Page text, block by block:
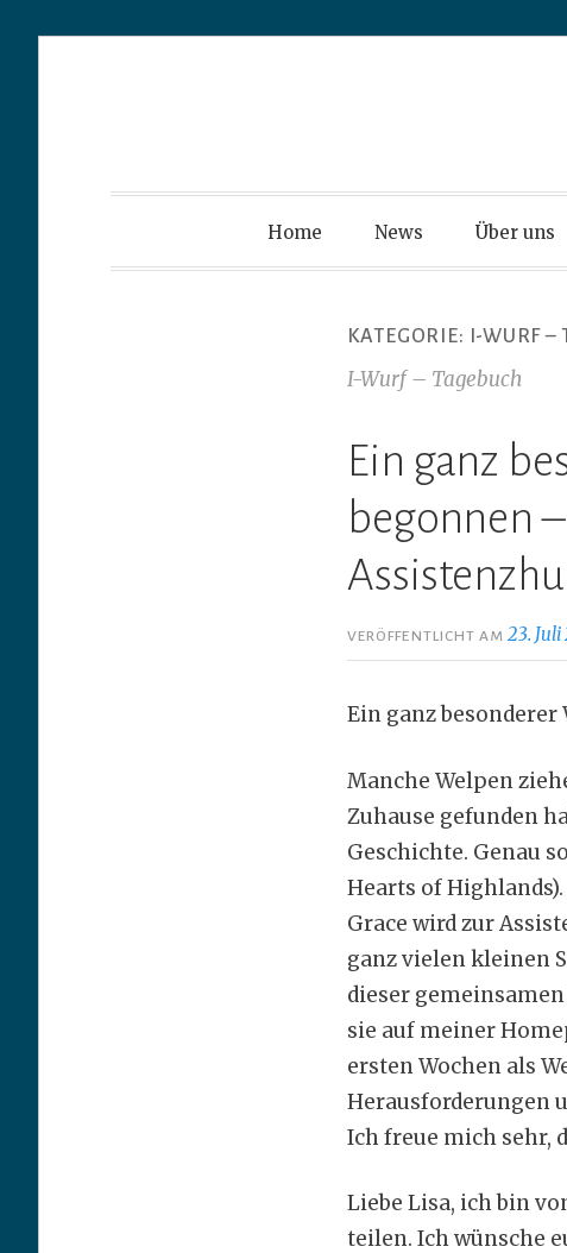
Home News Über uns
KATEGORIE: I-WURF –
I-Wurf – Tagebuch
Ein ganz
begonnen
VERÖFFENTLICHT AM23. Juli
Ein ganz besonderer
Manche Welpen
Zuhause gefunden
Geschichte. Genau
Hearts of Highlands).
Grace wird zur
ganz vielen kleinen
dieser
sie auf meiner
ersten Wochen als
Herausforderungen
Ich freue mich sehr,
Liebe Lisa, ich bin
teilen. Ich wünsche